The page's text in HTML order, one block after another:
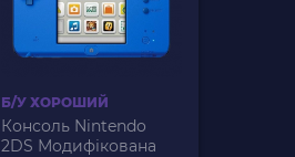
Б/У ХОРОШИЙ
Консоль Nintendo
2DS Модифікована